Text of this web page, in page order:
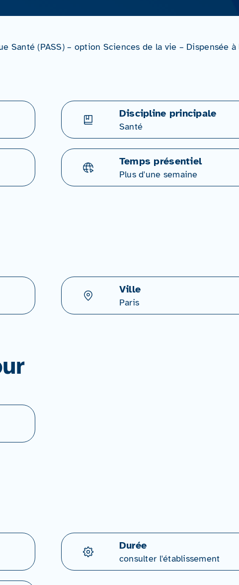
Santé (PASS) – option Sciences de la vie – Dispensée à
Discipline principale
Santé
Temps présentiel
Plus d'une semaine
Ville
Paris
Durée
consulter l'établissement